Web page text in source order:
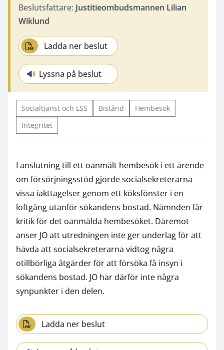
Beslutsfattare: Justitieombudsmannen Lilian
Wiklund
Ladda ner beslut
Lyssna på beslut
Socialtjänst och LSS Bistånd
Hembesök
Integritet
I anslutning till ett oanmält hembesök i ett ärende
om försörjningsstöd gjorde socialsekreterarna
vissa iakttagelser genom ett köksfönster i en
loftgång utanför sökandens bostad. Nämnden får
kritik för det oanmälda hembesöket. Däremot
anser JO att utredningen inte ger underlag för att
hävda att socialsekreterarna vidtog några
otillbörliga åtgärder för att försöka få insyn i
sökandens bostad. JO har därför inte några
synpunkter i den delen.
Ladda ner beslut